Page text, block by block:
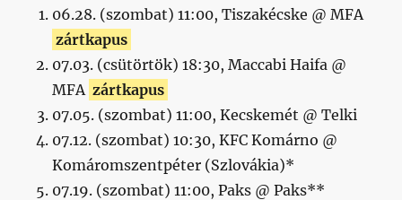
06.28. (szombat) 11:00, Tiszakécske @ MFA
zártkapus
07.03. (csütörtök) 18:30, Maccabi Haifa @
MFA zártkapus
07.05. (szombat) 11:00, Kecskemét @ Telki
07.12. (szombat) 10:30, KFC Komárno @
Komáromszentpéter (Szlovákia)*
07.19. (szombat) 11:00, Paks @ Paks**